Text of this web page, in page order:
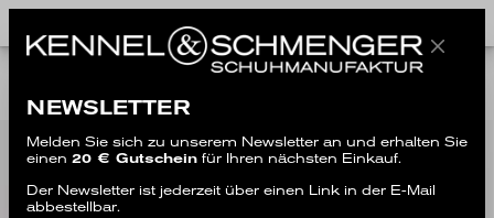
NEWSLETTER
Melden Sie sich zu unserem Newsletter an und erhalten Sie
einen 20 € Gutschein für Ihren nächsten Einkauf.
Der Newsletter ist jederzeit über einen Link in der E-Mail
abbestellbar.